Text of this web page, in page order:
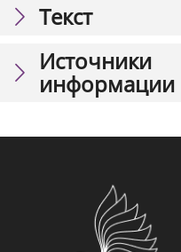
Текст
Источники
информации